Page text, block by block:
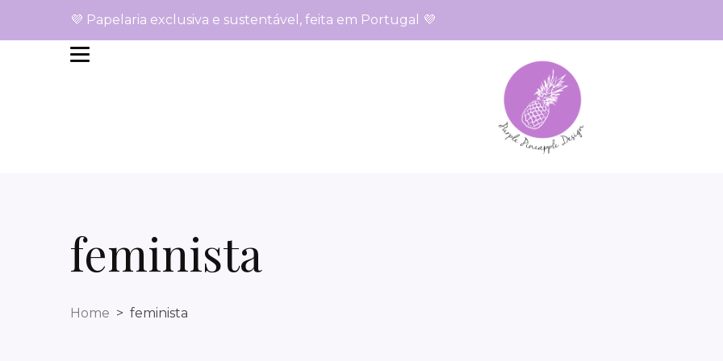
💜 Papelaria exclusiva e sustentável, feita em Portugal 💜
feminista
Home feminista